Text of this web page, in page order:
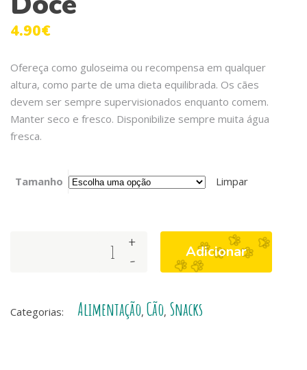
4.90€
Ofereça como guloseima ou recompensa em qualquer
altura, como parte de uma dieta equilibrada. Os cães
devem ser sempre supervisionados enquanto comem.
Manter seco e fresco. Disponibilize sempre muita água
fresca.
Tamanho Limpar
Batata
-
+ Adicionar
Categorias: Alimentação, Cão, Snacks